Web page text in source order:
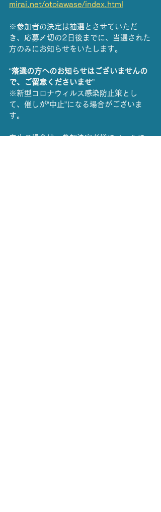
mirai.net/otoiawase/index.html
※参加者の決定は抽選とさせていただ
き、応募〆切の2日後までに、当選された
方のみにお知らせをいたします。
“落選の方へのお知らせはございませんの
で、ご留意くださいませ”
※新型コロナウィルス感染防止策とし
て、催しが“中止”になる場合がございま
す。
中止の場合は、参加決定者様にメールに